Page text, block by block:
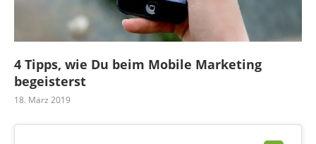
4 Tipps, wie Du beim Mobile Marketing
begeisterst
18. März 2019